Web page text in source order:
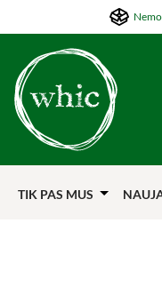
į pagrindinį turinį
Šokti į pagrindinę
TIK PAS MUS